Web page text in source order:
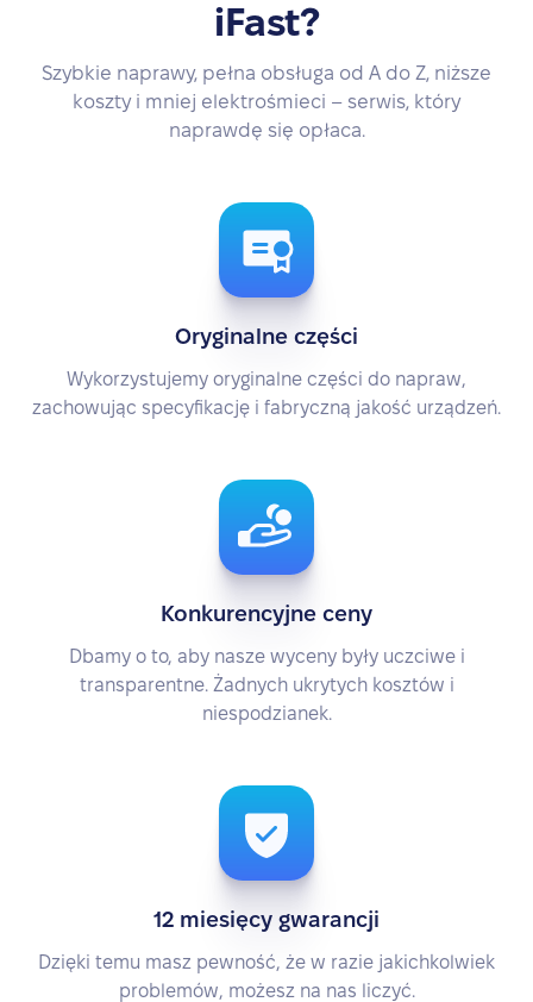
iFast?
Szybkie naprawy, pełna obsługa od A do Z, niższe
koszty i mniej elektrośmieci – serwis, który
naprawdę się opłaca.
Oryginalne części
Wykorzystujemy oryginalne części do napraw,
zachowując specyfikację i fabryczną jakość urządzeń.
Konkurencyjne ceny
Dbamy o to, aby nasze wyceny były uczciwe i
transparentne. Żadnych ukrytych kosztów i
niespodzianek.
12 miesięcy gwarancji
Dzięki temu masz pewność, że w razie jakichkolwiek
problemów, możesz na nas liczyć.